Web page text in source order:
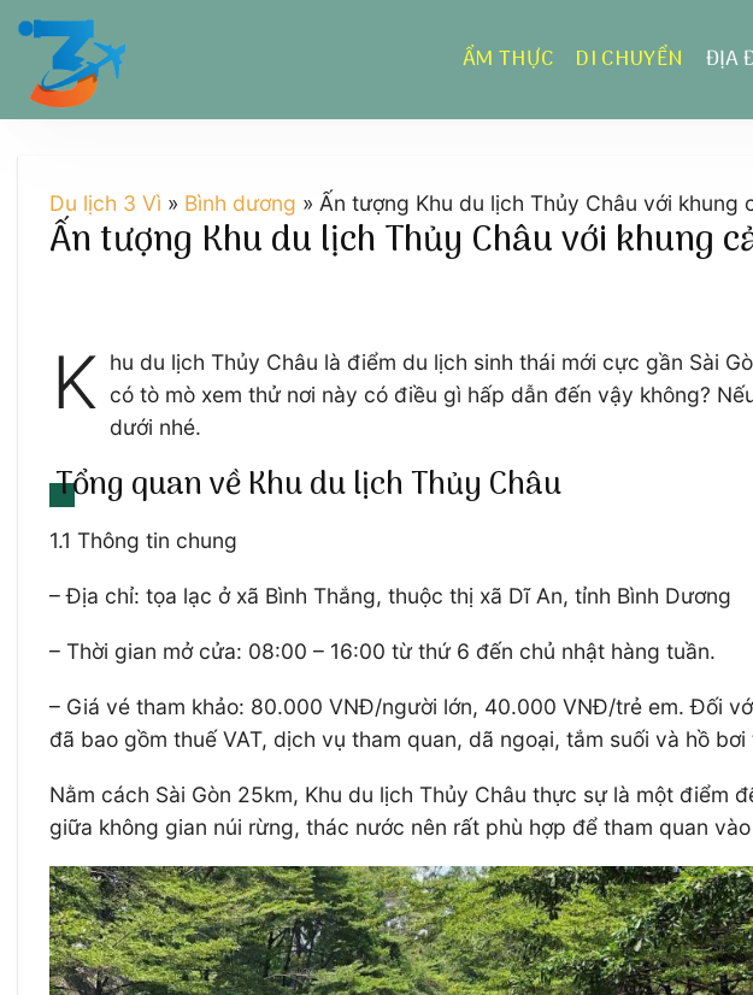
Chuyển
dung
ẨM THỰC DI CHUYỂN ĐỊA
Du lịch 3 Vì » Bình dương » Ấn tượng Khu du lịch Thủy Châu với khung
Ấn tượng Khu du lịch Thủy Châu với khung
K hu du lịch Thủy Châu là điểm du lịch sinh thái mới cực gần Sài
có tò mò xem thử nơi này có điều gì hấp dẫn đến vậy không?
dưới nhé.
Tổng quan về Khu du lịch Thủy Châu
1.1 Thông tin chung
– Địa chỉ: tọa lạc ở xã Bình Thắng, thuộc thị xã Dĩ An, tỉnh Bình Dương
– Thời gian mở cửa: 08:00 – 16:00 từ thứ 6 đến chủ nhật hàng tuần.
– Giá vé tham khảo: 80.000 VNĐ/người lớn, 40.000 VNĐ/trẻ em. Đối
đã bao gồm thuế VAT, dịch vụ tham quan, dã ngoại, tắm suối và hồ
Nằm cách Sài Gòn 25km, Khu du lịch Thủy Châu thực sự là một
giữa không gian núi rừng, thác nước nên rất phù hợp để tham quan